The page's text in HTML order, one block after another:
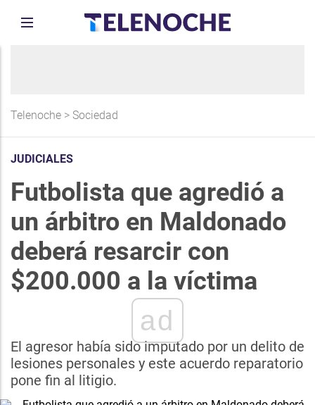
Telenoche > Sociedad
JUDICIALES
Futbolista que agredió a
un árbitro en Maldonado
deberá resarcir con
$200.000 a la víctima
ad
El agresor había sido imputado por un delito de
lesiones personales y este acuerdo reparatorio
pone fin al litigio.